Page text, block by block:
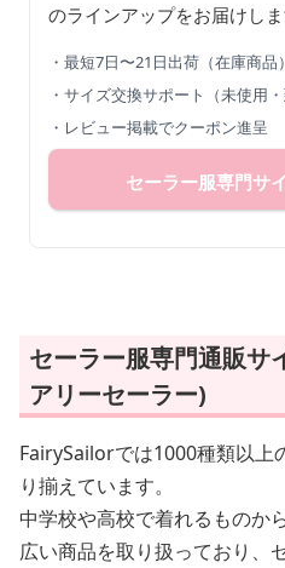
のラインアップをお届けしま
・最短7日〜21日出荷（在庫商品）
・サイズ交換サポート（未使用・
・レビュー掲載でクーポン進呈
セーラー服専門サ
セーラー服専門通販
アリーセーラー)
FairySailorでは1000種類以上
り揃えています。
中学校や高校で着れるものか
広い商品を取り扱っており、